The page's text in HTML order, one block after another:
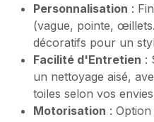
Personnalisation :
(vague, pointe,
décoratifs pour un
Facilité d'Entretien :
un nettoyage aisé,
toiles selon vos
Motorisation :